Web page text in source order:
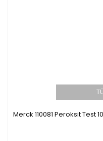
Merck 110081 Peroksit Test